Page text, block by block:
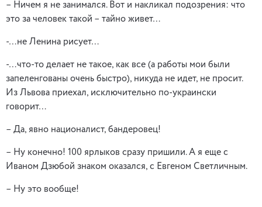
– Ничем я не занимался. Вот и накликал подозрения: что
это за человек такой – тайно живет…
-…не Ленина рисует…
-…что-то делает не такое, как все (а работы мои были
запеленгованы очень быстро), никуда не идет, не просит.
Из Львова приехал, исключительно по-украински
говорит…
– Да, явно националист, бандеровец!
– Ну конечно! 100 ярлыков сразу пришили. А я еще с
Иваном Дзюбой знаком оказался, с Евгеном Светличным.
– Ну это вообще!